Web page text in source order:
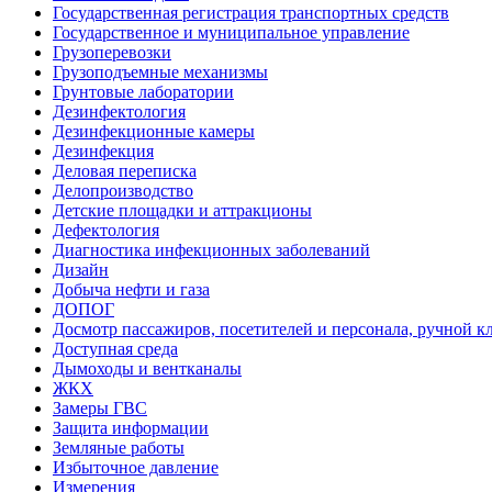
Государственная регистрация транспортных средств
Государственное и муниципальное управление
Грузоперевозки
Грузоподъемные механизмы
Грунтовые лаборатории
Дезинфектология
Дезинфекционные камеры
Дезинфекция
Деловая переписка
Делопроизводство
Детские площадки и аттракционы
Дефектология
Диагностика инфекционных заболеваний
Дизайн
Добыча нефти и газа
ДОПОГ
Досмотр пассажиров, посетителей и персонала, ручной
Доступная среда
Дымоходы и вентканалы
ЖКХ
Замеры ГВС
Защита информации
Земляные работы
Избыточное давление
Измерения